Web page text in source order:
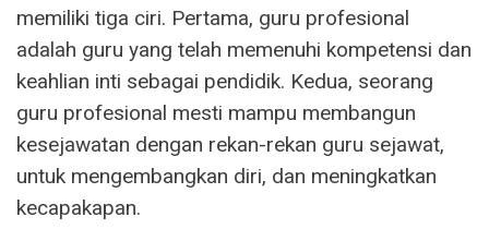
memiliki tiga ciri. Pertama, guru profesional
adalah guru yang telah memenuhi kompetensi dan
keahlian inti sebagai pendidik. Kedua, seorang
guru profesional mesti mampu membangun
kesejawatan dengan rekan-rekan guru sejawat,
untuk mengembangkan diri, dan meningkatkan
kecapakapan.